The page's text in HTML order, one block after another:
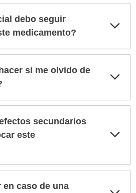
debo seguir
medicamento?
si me olvido de
secundarios
este
en caso de una